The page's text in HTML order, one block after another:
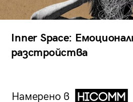
Inner Space:
разстройства
Намерено в